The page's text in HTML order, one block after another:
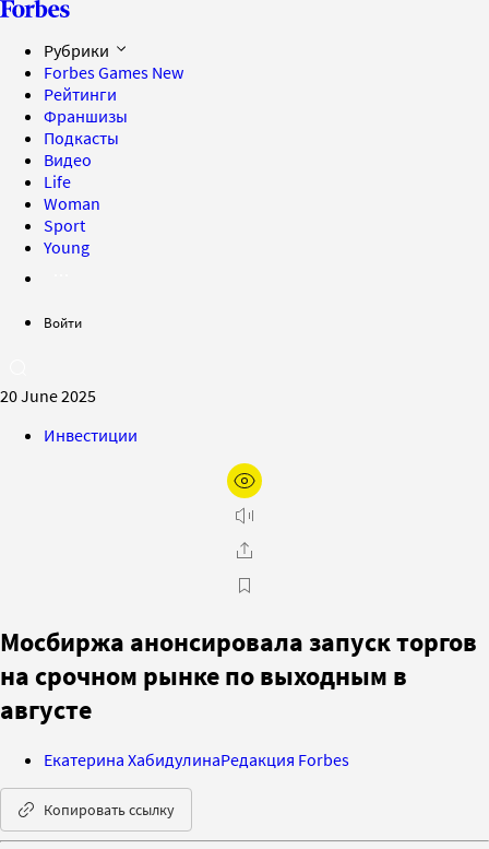
Рубрики
Forbes Games New
Рейтинги
Франшизы
Подкасты
Видео
Life
Woman
Sport
Young
Войти
20 June 2025
Инвестиции
Мосбиржа анонсировала запуск торгов
на срочном рынке по выходным в
августе
Екатерина ХабидулинаРедакция Forbes
Копировать ссылку